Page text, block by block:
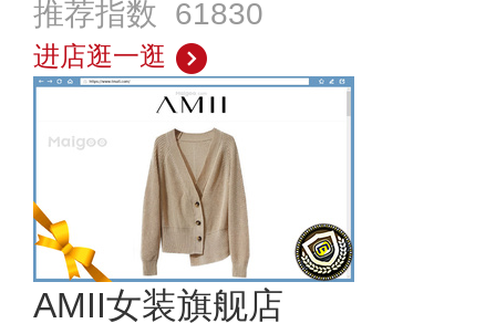
推荐指数 61830
进店逛一逛
AMII女装旗舰店